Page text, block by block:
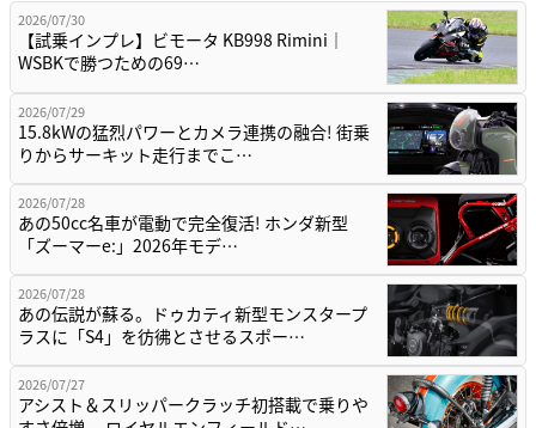
2026/07/30
【試乗インプレ】ビモータ KB998 Rimini｜
WSBKで勝つための69…
2026/07/29
15.8kWの猛烈パワーとカメラ連携の融合! 街乗
りからサーキット走行までこ…
2026/07/28
あの50cc名車が電動で完全復活! ホンダ新型
「ズーマーe:」2026年モデ…
2026/07/28
あの伝説が蘇る。ドゥカティ新型モンスタープ
ラスに「S4」を彷彿とさせるスポー…
2026/07/27
アシスト＆スリッパークラッチ初搭載で乗りや